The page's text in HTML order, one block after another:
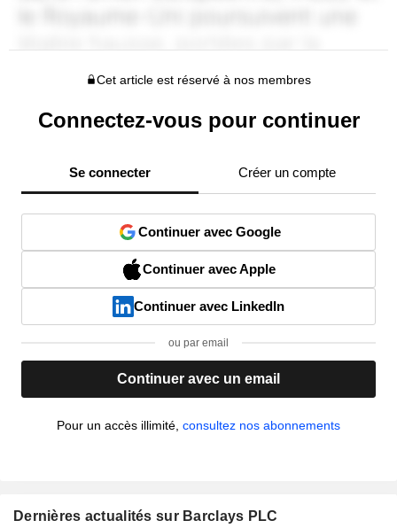
Cet article est réservé à nos membres
Connectez-vous pour continuer
Se connecter Créer un compte
Continuer avec Google
Continuer avec Apple
Continuer avec LinkedIn
ou par email
Continuer avec un email
Pour un accès illimité, consultez nos abonnements
Dernières actualités sur Barclays PLC